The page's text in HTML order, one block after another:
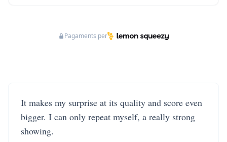
Pagaments per
It makes my surprise at its quality and score even
bigger. I can only repeat myself, a really strong
showing.